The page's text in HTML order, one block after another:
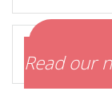
Lire
Read our